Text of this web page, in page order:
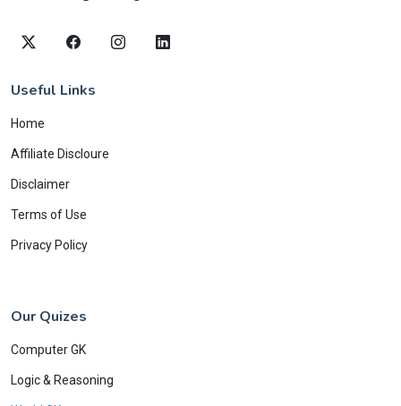
Useful Links
Home
Affiliate Discloure
Disclaimer
Terms of Use
Privacy Policy
Our Quizes
Computer GK
Logic & Reasoning